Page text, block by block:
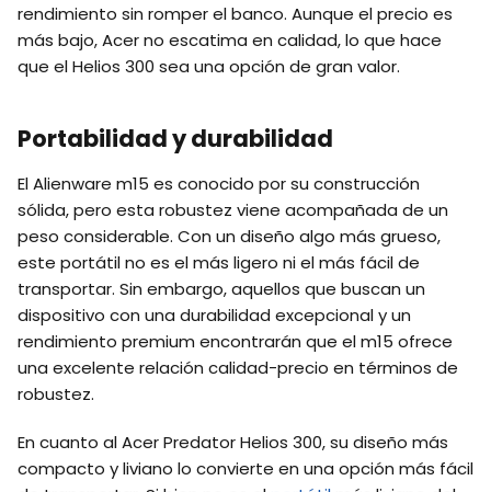
rendimiento sin romper el banco. Aunque el precio es
más bajo, Acer no escatima en calidad, lo que hace
que el Helios 300 sea una opción de gran valor.
Portabilidad y durabilidad
El Alienware m15 es conocido por su construcción
sólida, pero esta robustez viene acompañada de un
peso considerable. Con un diseño algo más grueso,
este portátil no es el más ligero ni el más fácil de
transportar. Sin embargo, aquellos que buscan un
dispositivo con una durabilidad excepcional y un
rendimiento premium encontrarán que el m15 ofrece
una excelente relación calidad-precio en términos de
robustez.
En cuanto al Acer Predator Helios 300, su diseño más
compacto y liviano lo convierte en una opción más fácil